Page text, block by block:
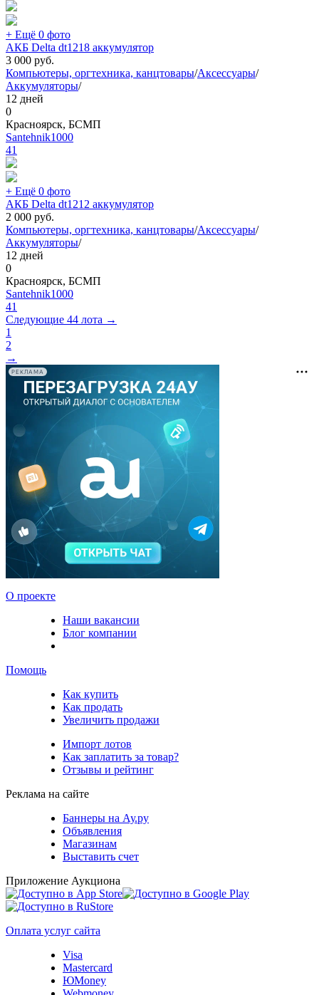
+ Ещё 0 фото
АКБ Delta dt1218 аккумулятор
3 000 руб.
Компьютеры, оргтехника, канцтовары/Аксессуары/
Аккумуляторы/
12 дней
0
Красноярск, БСМП
Santehnik1000
41
+ Ещё 0 фото
АКБ Delta dt1212 аккумулятор
2 000 руб.
Компьютеры, оргтехника, канцтовары/Аксессуары/
Аккумуляторы/
12 дней
0
Красноярск, БСМП
Santehnik1000
41
Следующие 44 лота →
1
2
→
РЕКЛАМА
О проекте
Наши вакансии
Блог компании
Помощь
Как купить
Как продать
Увеличить продажи
Импорт лотов
Как заплатить за товар?
Отзывы и рейтинг
Реклама на сайте
Баннеры на Ау.ру
Объявления
Магазинам
Выставить счет
Приложение Аукциона
Оплата услуг сайта
Visa
Mastercard
ЮMoney